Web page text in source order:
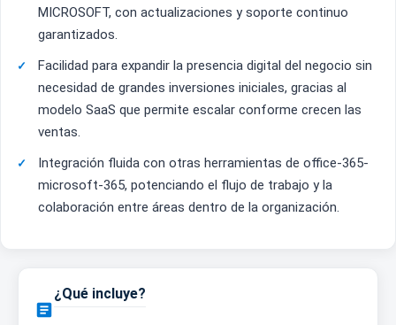
MICROSOFT, con actualizaciones y soporte continuo
garantizados.
Facilidad para expandir la presencia digital del negocio sin
necesidad de grandes inversiones iniciales, gracias al
modelo SaaS que permite escalar conforme crecen las
ventas.
Integración fluida con otras herramientas de office-365-
microsoft-365, potenciando el flujo de trabajo y la
colaboración entre áreas dentro de la organización.

¿Qué incluye?